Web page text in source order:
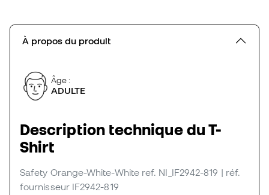
À propos du produit
Âge :
ADULTE
Description technique du T-
Shirt
Safety Orange-White-White ref. NI_IF2942-819 | réf.
fournisseur IF2942-819